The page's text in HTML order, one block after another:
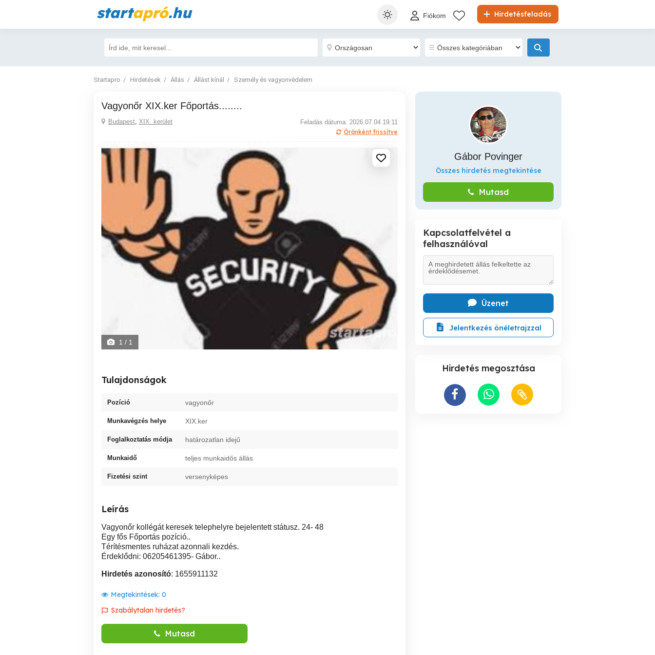
startapró.hu Hirdetésfeladás
Fiókom
Startapro Hirdetések Állás Állást kínál Személy és vagyonvédelem
Vagyonőr XIX.ker Főportás........
Budapest, XIX. kerület
Feladás dátuma: 2026.07.04 19:11
Óránként frissítve
1 / 1
Tulajdonságok
Pozíció vagyonőr
Munkavégzés helye XIX.ker
Foglalkoztatás módja határozatlan idejű
Munkaidő teljes munkaidős állás
Fizetési szint versenyképes
Leírás
Vagyonőr kollégát keresek telephelyre bejelentett státusz. 24- 48
Egy fős Főportás pozíció..
Térítésmentes ruházat azonnali kezdés.
Érdeklődni: 06205461395- Gábor..
Hirdetés azonosító: 1655911132
Megtekintések: 0
Szabálytalan hirdetés?
Mutasd
Gábor Povinger
Összes hirdetés megtekintése
Mutasd
Kapcsolatfelvétel a
felhasználóval
Üzenet
Jelentkezés önéletrajzzal
Hirdetés megosztása